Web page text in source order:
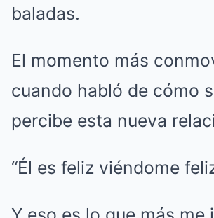
baladas.
El momento más
cuando habló de cómo
percibe esta nueva
“Él es feliz viéndome